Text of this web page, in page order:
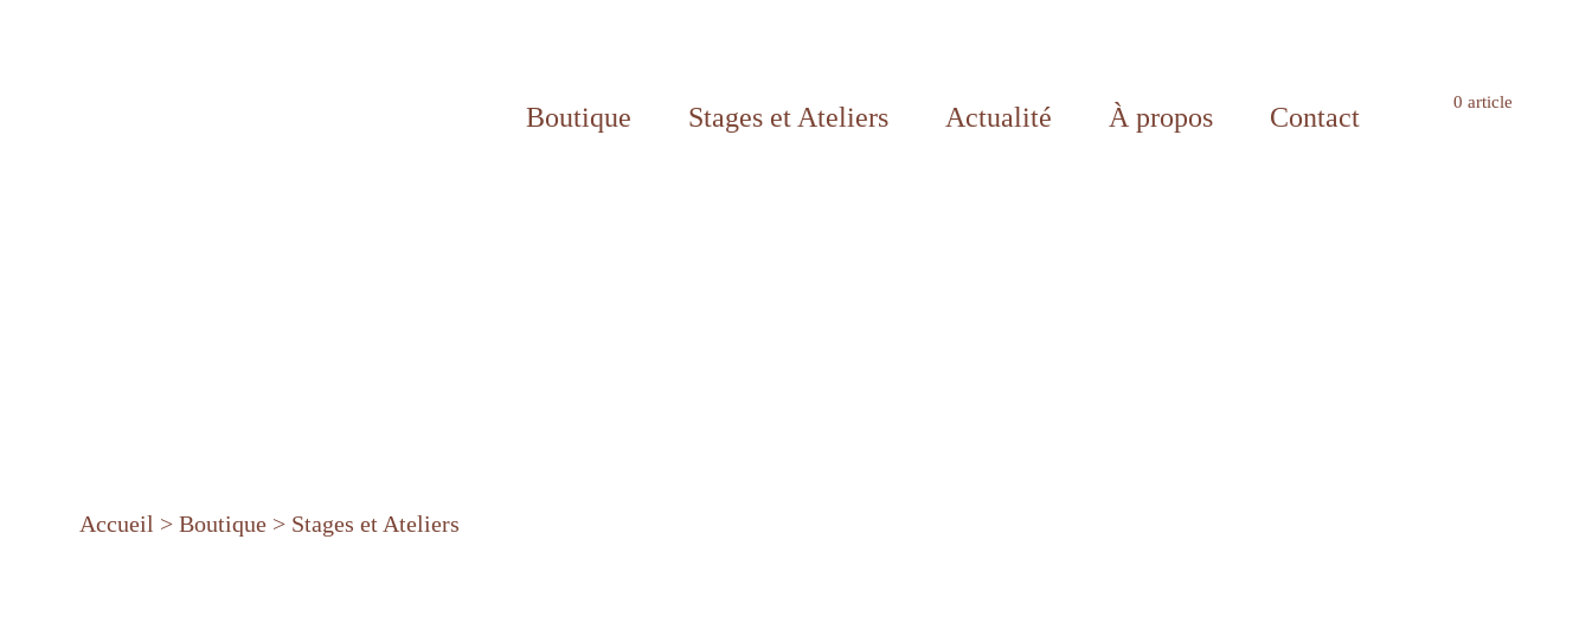
Boutique Stages et Ateliers Actualité À propos Contact 0 article
Accueil Boutique Stages et Ateliers